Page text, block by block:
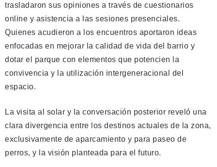
trasladaron sus opiniones a través de cuestionarios
online y asistencia a las sesiones presenciales.
Quienes acudieron a los encuentros aportaron ideas
enfocadas en mejorar la calidad de vida del barrio y
dotar el parque con elementos que potencien la
convivencia y la utilización intergeneracional del
espacio.
La visita al solar y la conversación posterior reveló una
clara divergencia entre los destinos actuales de la zona,
exclusivamente de aparcamiento y para paseo de
perros, y la visión planteada para el futuro.